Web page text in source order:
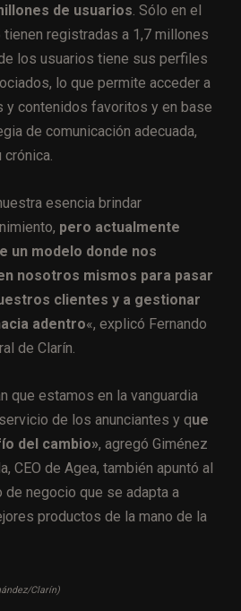
de usuarios . Sólo en el
registradas a 1,7 millones
los usuarios tiene sus perfiles
lo que permite acceder a
contenidos favoritos y en base
de comunicación adecuada,
esencia brindar
pero actualmente
un modelo donde nos
nosotros mismos para pasar
clientes y a gestionar
adentro«, explicó Fernando
de Clarín.
que estamos en la vanguardia
de los anunciantes y que
del cambio», agregó Giménez
CEO de Agea, también apuntó al
de negocio que se adapta a
productos de la mano de la
Clarín)